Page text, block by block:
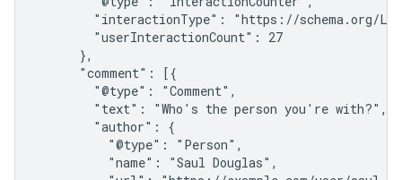
"interactionType": "https://schema.org/
        "userInteractionCount": 27
      },
      "comment": [{
        "@type": "Comment",
        "text": "Who's the person you're with?",
        "author": {
          "@type": "Person",
          "name": "Saul Douglas",